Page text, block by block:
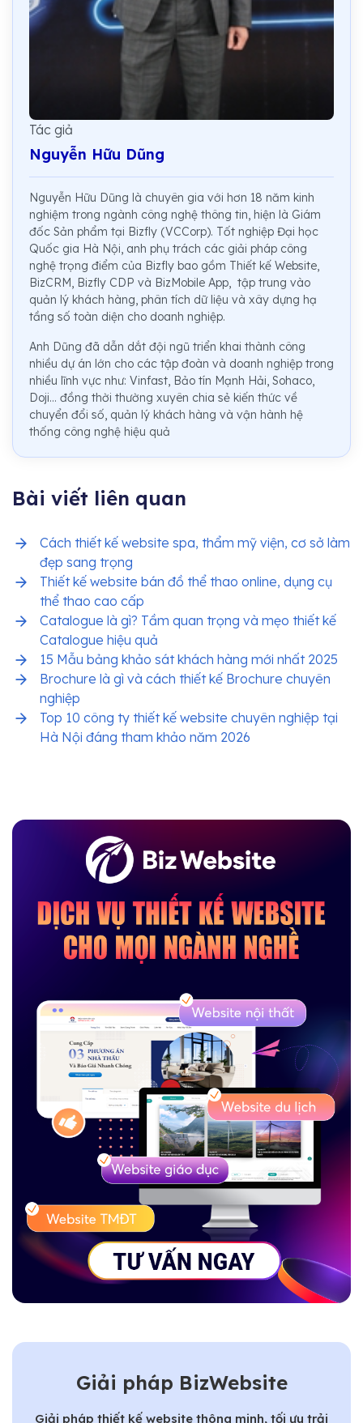
Tác giả
Nguyễn Hữu Dũng
Nguyễn Hữu Dũng là chuyên gia với hơn 18 năm kinh
nghiệm trong ngành công nghệ thông tin, hiện là Giám
đốc Sản phẩm tại Bizfly (VCCorp). Tốt nghiệp Đại học
Quốc gia Hà Nội, anh phụ trách các giải pháp công
nghệ trọng điểm của Bizfly bao gồm Thiết kế Website,
BizCRM, Bizfly CDP và BizMobile App, tập trung vào
quản lý khách hàng, phân tích dữ liệu và xây dựng hạ
tầng số toàn diện cho doanh nghiệp.
Anh Dũng đã dẫn dắt đội ngũ triển khai thành công
nhiều dự án lớn cho các tập đoàn và doanh nghiệp trong
nhiều lĩnh vực như: Vinfast, Bảo tín Mạnh Hải, Sohaco,
Doji... đồng thời thường xuyên chia sẻ kiến thức về
chuyển đổi số, quản lý khách hàng và vận hành hệ
thống công nghệ hiệu quả
Bài viết liên quan
Cách thiết kế website spa, thẩm mỹ viện, cơ sở làm
đẹp sang trọng
Thiết kế website bán đồ thể thao online, dụng cụ
thể thao cao cấp
Catalogue là gì? Tầm quan trọng và mẹo thiết kế
Catalogue hiệu quả
15 Mẫu bảng khảo sát khách hàng mới nhất 2025
Brochure là gì và cách thiết kế Brochure chuyên
nghiệp
Top 10 công ty thiết kế website chuyên nghiệp tại
Hà Nội đáng tham khảo năm 2026
Giải pháp BizWebsite
Giải pháp thiết kế website thông minh, tối ưu trải